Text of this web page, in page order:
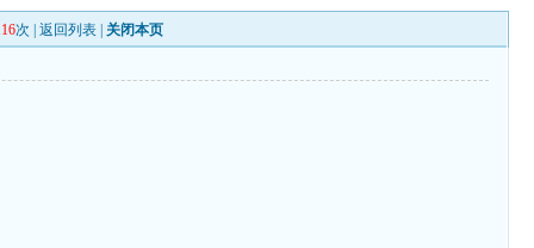
次 |返回列表 关闭本页